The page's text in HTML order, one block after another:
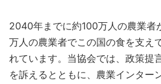
2040年までに約100万人の農業者
万人の農業者でこの国の食を支え
れています。当協会では、政策提
を訴えるとともに、農業インター